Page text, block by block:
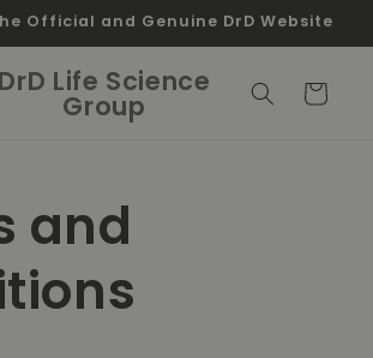
Official and Genuine DrD Website
DrD Life Science
Group Cart
and